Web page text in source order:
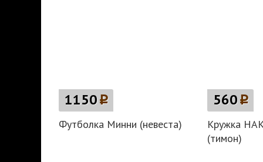
1150p
Футболка Минни (невеста)
560p
Кружка
(тимон)